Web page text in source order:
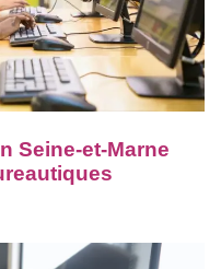
Seine-et-Marne